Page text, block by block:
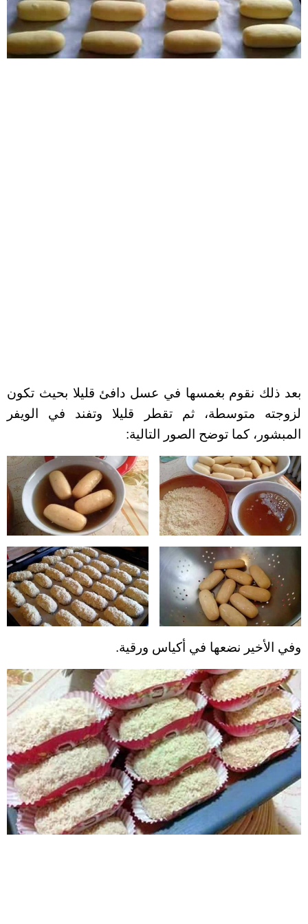
بعد ذلك نقوم بغمسها في عسل دافئ قليلا بحيث تكون
لزوجته متوسطة، ثم تقطر قليلا وتفند في الويفر
المبشور، كما توضح الصور التالية:
وفي الأخير نضعها في أكياس ورقية.